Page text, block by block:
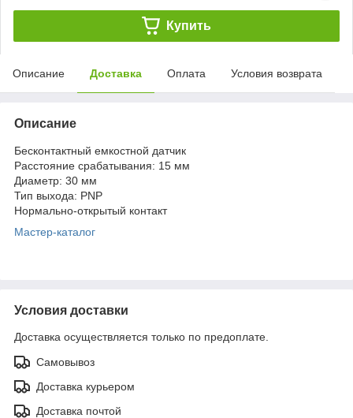
Купить
Описание Доставка Оплата Условия возврата
Описание
Бесконтактный емкостной датчик
Расстояние срабатывания: 15 мм
Диаметр: 30 мм
Тип выхода: PNP
Нормально-открытый контакт
Мастер-каталог
Условия доставки
Доставка осуществляется только по предоплате.
Самовывоз
Доставка курьером
Доставка почтой